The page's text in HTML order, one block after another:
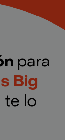
para
Big
te lo